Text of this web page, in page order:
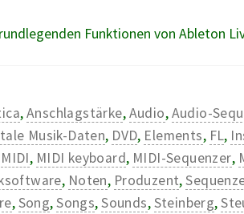
Funktionen von Ableton
,Anschlagstärke,Audio,Audio-
Musik-Daten, DVD, Elements, FL,
MIDI, MIDI keyboard, MIDI-Sequenzer,
, Noten, Produzent,
,Song,Songs,Sounds,Steinberg,